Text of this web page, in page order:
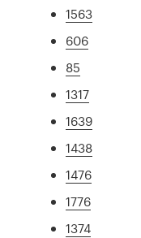
1563
606
85
1317
1639
1438
1476
1776
1374